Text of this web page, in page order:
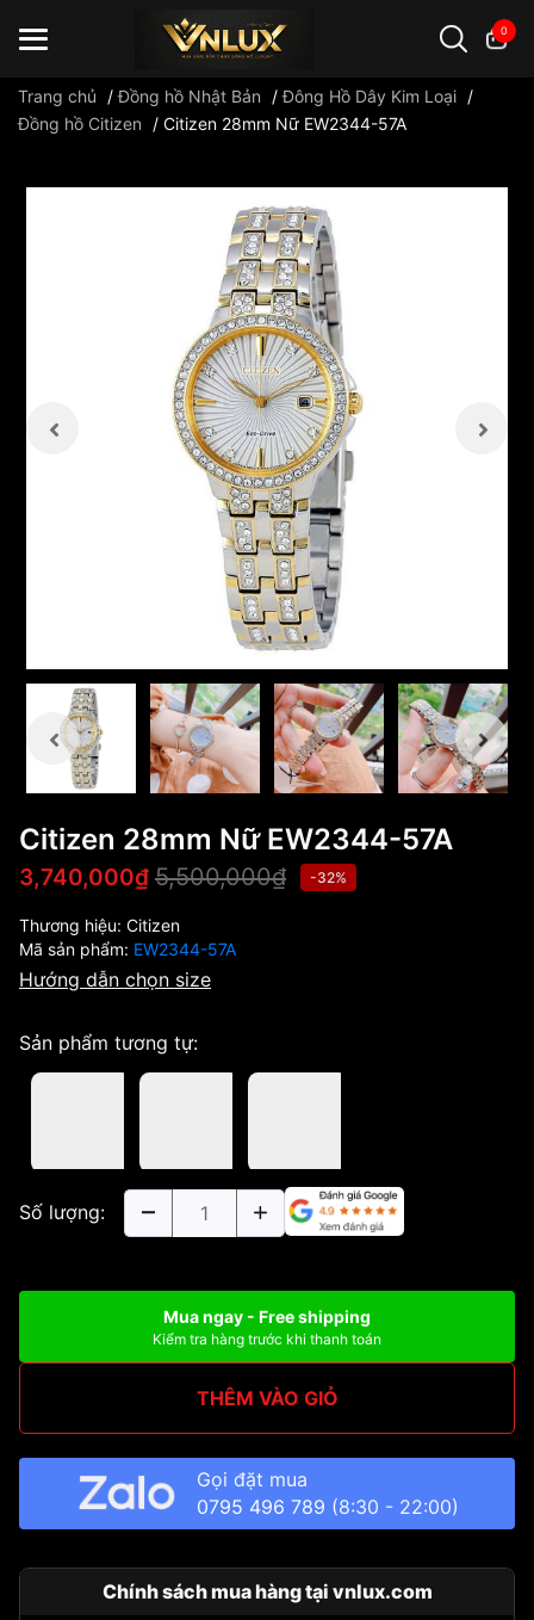
0
Trang chủ /Đồng hồ Nhật Bản /Đông Hồ Dây Kim Loại /
Đồng hồ Citizen
/ Citizen 28mm Nữ EW2344-57A
Citizen 28mm Nữ EW2344-57A
3,740,000₫ 5,500,000₫ -32%
Thương hiệu: Citizen
Mã sản phẩm: EW2344-57A
Hướng dẫn chọn size
Sản phẩm tương tự:
Số lượng:
Mua ngay - Free shipping
Kiểm tra hàng trước khi thanh toán
THÊM VÀO GIỎ
Gọi đặt mua
0795 496 789 (8:30 - 22:00)
Chính sách mua hàng tại vnlux.com